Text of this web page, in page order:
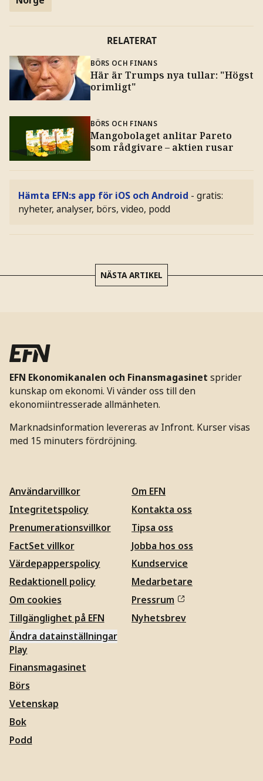
RELATERAT
BÖRS OCH FINANS
Här är Trumps nya tullar: "Högst
orimligt"
BÖRS OCH FINANS
Mangobolaget anlitar Pareto
som rådgivare – aktien rusar
Hämta EFN:s app för iOS och Android - gratis:
nyheter, analyser, börs, video, podd
NÄSTA ARTIKEL
EFN Ekonomikanalen och Finansmagasinet sprider
kunskap om ekonomi. Vi vänder oss till den
ekonomiintresserade allmänheten.
Marknadsinformation levereras av Infront. Kurser visas
med 15 minuters fördröjning.
Användarvillkor
Integritetspolicy
Prenumerationsvillkor
FactSet villkor
Värdepapperspolicy
Redaktionell policy
Om cookies
Tillgänglighet på EFN
Ändra datainställningar
Om EFN
Kontakta oss
Tipsa oss
Jobba hos oss
Kundservice
Medarbetare
Pressrum
Nyhetsbrev
Play
Finansmagasinet
Börs
Vetenskap
Bok
Podd